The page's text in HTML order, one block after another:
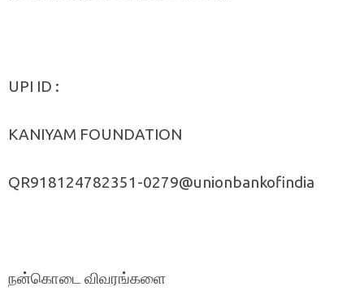
UPI ID :
KANIYAM FOUNDATION
QR918124782351-0279@unionbankofindia
நன்கொடை விவரங்களை